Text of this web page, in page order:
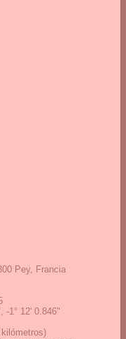
Pey, Francia
-1° 12' 0.846"